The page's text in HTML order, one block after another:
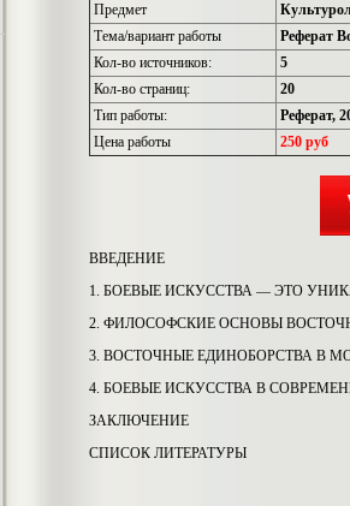
Предмет
Тема/вариант работы
Реферат
Кол-во источников:
5
Кол-во страниц:
20
Тип работы:
Реферат,
Цена работы
250 руб
ВВЕДЕНИЕ
1. БОЕВЫЕ ИСКУССТВА — ЭТО
2. ФИЛОСОФСКИЕ ОСНОВЫ
3. ВОСТОЧНЫЕ ЕДИНОБОРСТВА В
4. БОЕВЫЕ ИСКУССТВА В
ЗАКЛЮЧЕНИЕ
СПИСОК ЛИТЕРАТУРЫ